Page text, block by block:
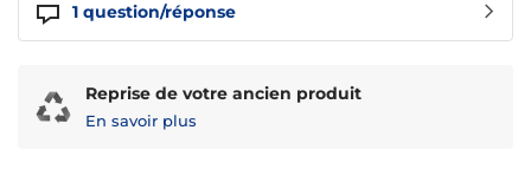
1 question/réponse
Reprise de votre ancien produit
En savoir plus